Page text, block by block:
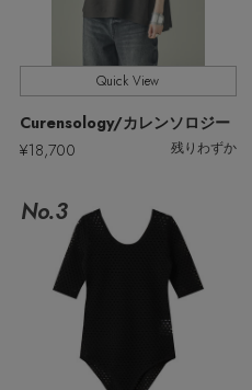
【ワンピース】猛暑日
【リネン】涼しい夏素材
【CFCL】注目のPOP-
【レース】上品な透け感
【限定】ここでしか買
CATEGORY
ウェア
ブラウス・シャツ
カットソー・Tシャツ
ワンピース・チュニック
すべてのシューズ
サンダル
パンプス
バッグ・財布
すべてのバッグ・財布
カゴバッグ
ファッション小物
すべてのファッション小
アクセサリー
エル・ショップについて
お知らせ
よくあるご質問
Quick View
Curensology/カレンソロジー
¥18,700
残りわずか
No.3